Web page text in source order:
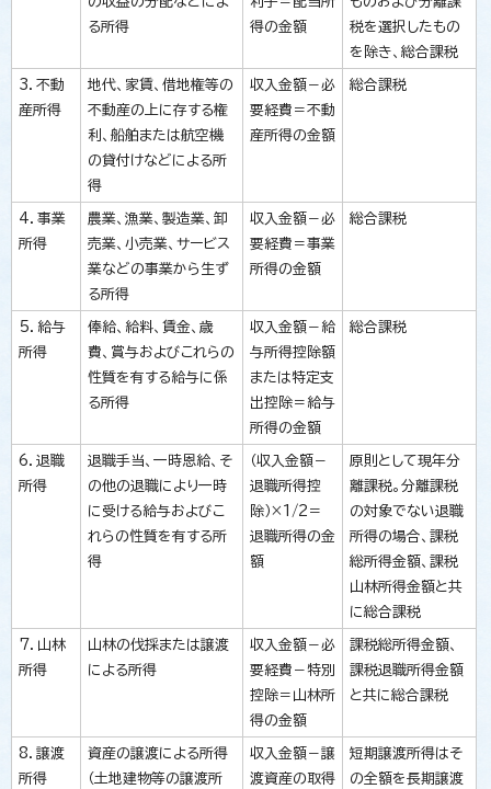
る所得
得の金額
税を選択したもの
を除き、総合課税
3．不動
産所得
地代、家賃、借地権等の
不動産の上に存する権
利、船舶または航空機
の貸付けなどによる所
得
収入金額－必
要経費＝不動
産所得の金額
総合課税
4．事業
所得
農業、漁業、製造業、卸
売業、小売業、サービス
業などの事業から生ず
る所得
収入金額－必
要経費＝事業
所得の金額
総合課税
5．給与
所得
俸給、給料、賃金、歳
費、賞与およびこれらの
性質を有する給与に係
る所得
収入金額－給
与所得控除額
または特定支
出控除＝給与
所得の金額
総合課税
6．退職
所得
退職手当、一時恩給、そ
の他の退職により一時
に受ける給与およびこ
れらの性質を有する所
得
（収入金額－
退職所得控
除）×1/2＝
退職所得の金
額
原則として現年分
離課税。分離課税
の対象でない退職
所得の場合、課税
総所得金額、課税
山林所得金額と共
に総合課税
7．山林
所得
山林の伐採または譲渡
による所得
収入金額－必
要経費－特別
控除＝山林所
得の金額
課税総所得金額、
課税退職所得金額
と共に総合課税
8．譲渡
所得
資産の譲渡による所得
（土地建物等の譲渡所
収入金額－譲
渡資産の取得
短期譲渡所得はそ
の全額を長期譲渡